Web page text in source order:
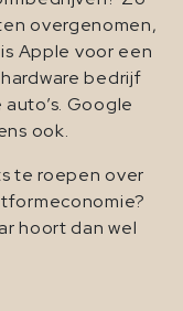
overgenomen,
Apple voor een
bedrijf
Google
ook.
te roepen over
hoort dan wel